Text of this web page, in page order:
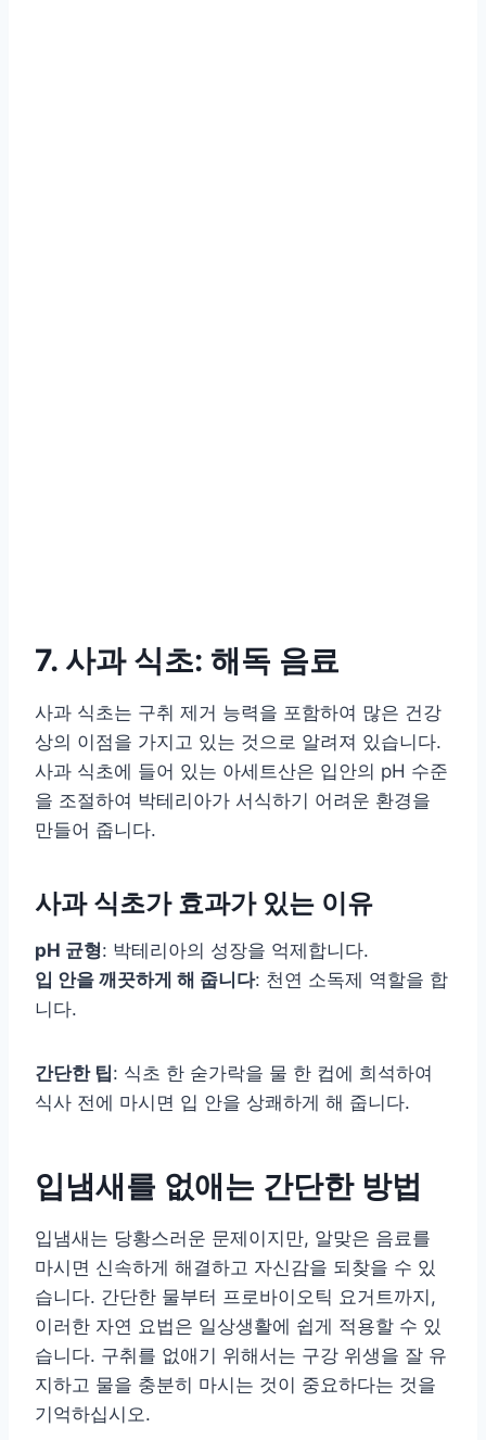
7. 사과 식초: 해독 음료
사과 식초는 구취 제거 능력을 포함하여 많은 건강
상의 이점을 가지고 있는 것으로 알려져 있습니다.
사과 식초에 들어 있는 아세트산은 입안의 pH 수준
을 조절하여 박테리아가 서식하기 어려운 환경을
만들어 줍니다.
사과 식초가 효과가 있는 이유
pH 균형: 박테리아의 성장을 억제합니다.
입 안을 깨끗하게 해 줍니다: 천연 소독제 역할을 합
니다.
간단한 팁: 식초 한 숟가락을 물 한 컵에 희석하여
식사 전에 마시면 입 안을 상쾌하게 해 줍니다.
입냄새를 없애는 간단한 방법
입냄새는 당황스러운 문제이지만, 알맞은 음료를
마시면 신속하게 해결하고 자신감을 되찾을 수 있
습니다. 간단한 물부터 프로바이오틱 요거트까지,
이러한 자연 요법은 일상생활에 쉽게 적용할 수 있
습니다. 구취를 없애기 위해서는 구강 위생을 잘 유
지하고 물을 충분히 마시는 것이 중요하다는 것을
기억하십시오.